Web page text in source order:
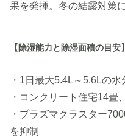
果を発揮。冬の結露対策
【除湿能力と除湿面積の目安】
・1日最大5.4L～5.6Lの水
・コンクリート住宅14畳
・プラズマクラスター
を抑制